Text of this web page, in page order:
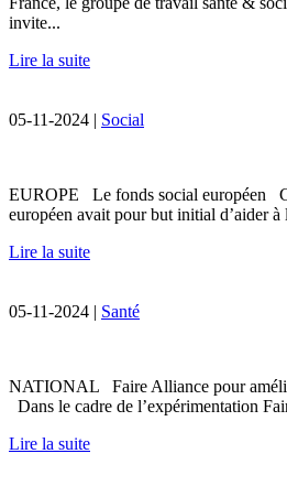
invite...
Lire la suite
05-11-2024 | Social
EUROPE Le fonds social européen
européen avait pour but initial d’aider à
Lire la suite
05-11-2024 | Santé
NATIONAL Faire Alliance pour
Dans le cadre de l’expérimentation
Lire la suite